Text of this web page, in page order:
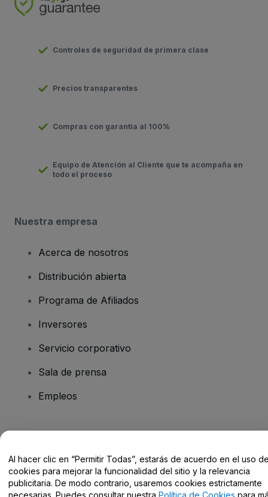
Controles de seguridad de primera clase
Precios transparentes
Compras con garantía al 100%
Equipo de Atención al Cliente que te acompaña en
todo el proceso
Nuestra empresa
Acerca de nosotros
Distribución abierta
Programa de Afiliados
Inversores
Servicio corporativo
Sala de prensa
Empleos
Centro de Ayuda / Contacto
Al hacer clic en “Permitir Todas”, estarás de acuerdo en el uso
cookies para mejorar la funcionalidad del sitio y la relevancia
publicitaria. De modo contrario, usaremos cookies estrictamente
necesarias. Puedes consultar nuestra Política de Cookies para